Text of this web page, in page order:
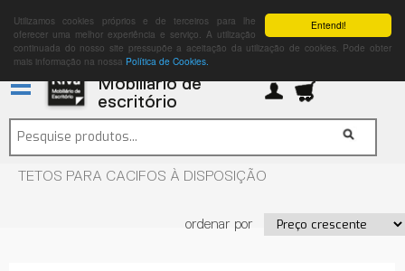
Entendi!
Utilizamos cookies próprios e de terceiros para lhe
oferecer uma melhor experiência e serviço. A utilização
continuada do nosso site pressupõe a aceitação da utilização de cookies. Pode obter
mais informação na nossa Política de Cookies.
Mobiliário de
escritório
TETOS PARA CACIFOS À DISPOSIÇÃO
ordenar por